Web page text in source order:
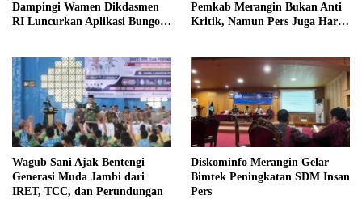
Dampingi Wamen Dikdasmen
RI Luncurkan Aplikasi Bungo
Pemkab Merangin Bukan Anti
Kritik, Namun Pers Juga Harus
Wagub Sani Ajak Bentengi
Generasi Muda Jambi dari
IRET, TCC, dan Perundungan
Diskominfo Merangin Gelar
Bimtek Peningkatan SDM Insan
Pers